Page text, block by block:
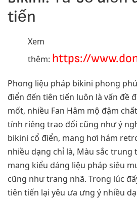
tiến
Xem
thêm: https://
Phong liệu pháp bikini phong
điển đến tiên tiến luôn là vấn đề
mốt, nhiều Fan Hâm mộ đậm
tính riêng trao đổi cũng như ý
bikini cổ điển, mang hơi hám
nhiều dạng chỉ là, Màu sắc
mang kiểu dáng liệu pháp siêu
cũng như trang nhã. Trong lúc
tiên tiến lại yêu ưa ưng ý nhiều